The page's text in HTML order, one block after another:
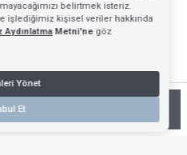
Giriş Yap Sepetim
SEPETE EKLE
belirtmek isteriz.
işlediğimiz kişisel veriler hakkında
AydınlatmaMetni'negöz
Yönet
Et